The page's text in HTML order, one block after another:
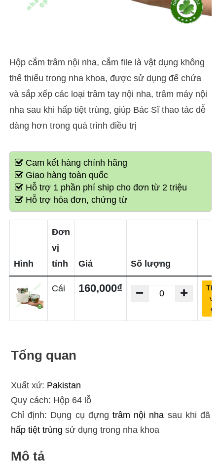
Hộp cắm trâm nội nha, cắm file là vật dụng không
thể thiếu trong nha khoa, được sử dụng để chứa
và sắp xếp các loại trâm tay nội nha, trâm máy nội
nha sau khi hấp tiệt trùng, giúp Bác Sĩ thao tác dễ
dàng hơn trong quá trình điều trị
Cam kết hàng chính hãng
Giao hàng toàn quốc
Hỗ trợ 1 phần phí ship cho đơn từ 2 triệu
Hỗ trợ hóa đơn, chứng từ
Hình
Đơn
vị
tính
Giá Số lượng
Cái 160,000₫
vào
giỏ
Tổng quan
Xuất xứ: Pakistan
Quy cách: Hộp 64 lỗ
Chỉ định: Dụng cụ đựng trâm nội nha sau khi đã
hấp tiệt trùng sử dụng trong nha khoa
Mô tả